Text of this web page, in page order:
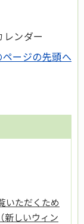
ンダー
ページの先頭へ
いただくため
新しいウィン